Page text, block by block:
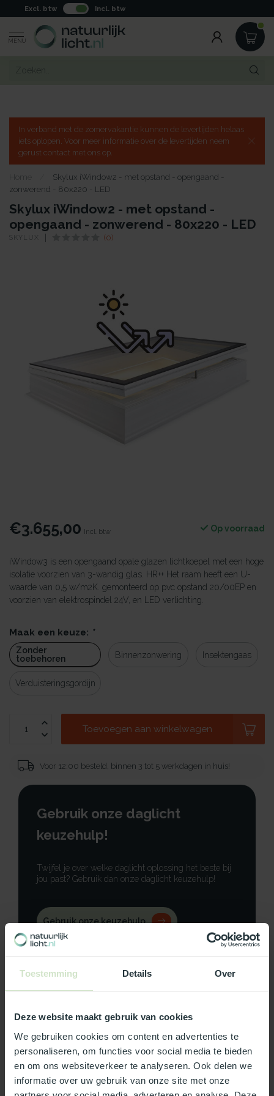
Toestemming Details Over
Deze website maakt gebruik van cookies
We gebruiken cookies om content en advertenties te
personaliseren, om functies voor social media te bieden
en om ons websiteverkeer te analyseren. Ook delen we
informatie over uw gebruik van onze site met onze
Excl. btw Incl. btw
MENU
In verband met de zomervakantie kunnen de levertijden helaas
iets oplopen. Voor meer informatie over de levertijden neem
gerust contact met ons op.
Home
Skylux iWindow2 - met opstand - opengaand -
zonwerend - 80x220 - LED
Skylux iWindow2 - met opstand -
opengaand - zonwerend - 80x220 - LED
SKYLUX (0)
€3.655,00 Incl. btw Op voorraad
iWindow3 is een opengaand opale glazen lichtkoepel met een hoge
isolatie voorzien van 3-wandig glas. HR++ Het raam heeft een U-
waarde van 0,5 w/m2K. gemonteerd op pvc opstand 20/00EP en
voorzien van elektrospindel 24V, en LED verlichting.
Maak een keuze: *
Zonder
toebehoren
Binnenzonwering Insektengaas
Verduisteringsgordijn
Toevoegen aan winkelwagen
Voor 12:00 besteld, binnen 3 tot 5 werkdagen in huis!
Gebruik onze daglicht
keuzehulp!
Twijfel je over welke daglicht oplossing het beste bij
jou past? Gebruik dan onze daglicht keuzehulp!
Gebruik onze keuzehulp
Specificaties
Reviews